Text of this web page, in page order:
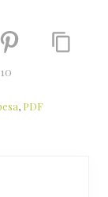
, PDF